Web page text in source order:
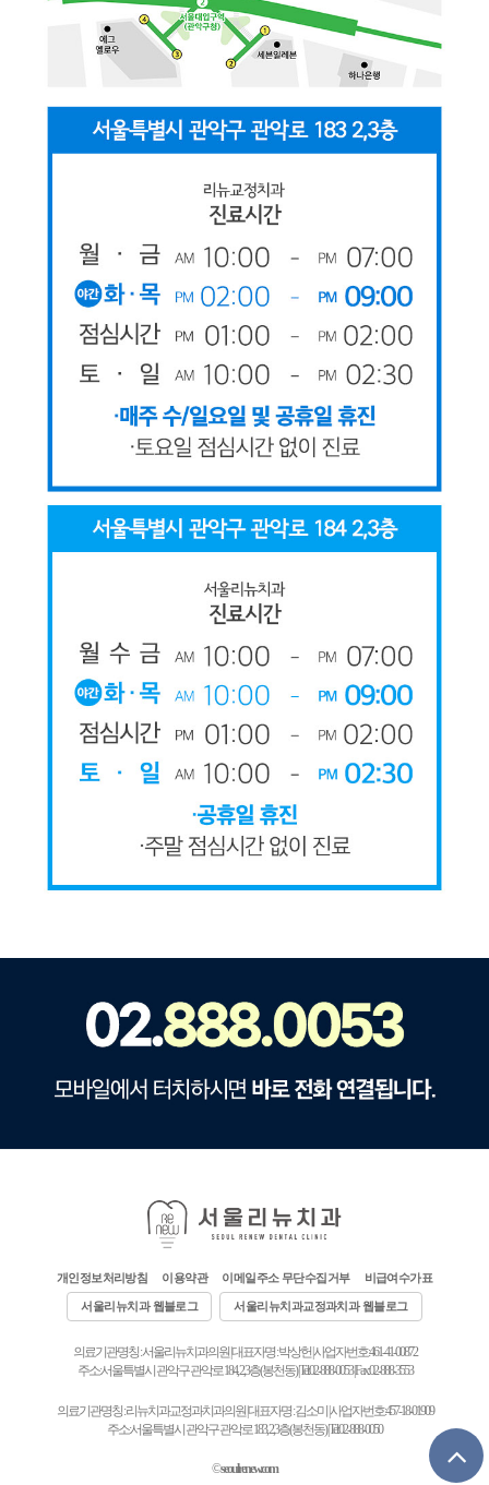
개인정보처리방침 이용약관 이메일주소 무단수집거부 비급여수가표
서울리뉴치과 웹블로그 서울리뉴치과교정과치과 웹블로그
의료기관명칭 : 서울리뉴치과의원 | 대표자명 : 박상헌 | 사업자번호:461-41-00872
주소:서울특별시 관악구 관악로 184, 2,3층(봉천동) | Tel:02-888-0053 | Fax:02-888-3553
의료기관명칭 : 리뉴치과교정과치과의원 | 대표자명 : 김소미 | 사업자번호:457-18-01909
주소:서울특별시 관악구 관악로 183, 2,3층(봉천동) | Tel:02-888-0050
©seoulrenew.com